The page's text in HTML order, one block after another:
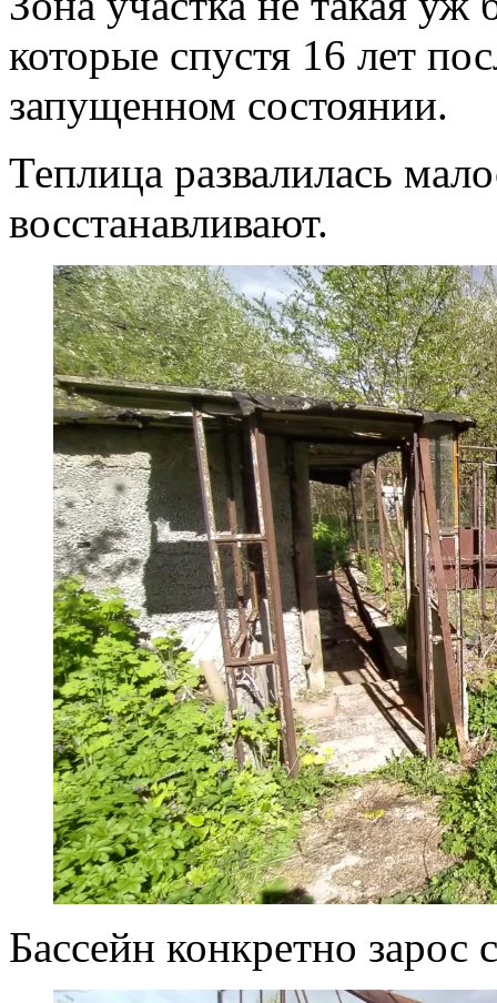
которые спустя 16 лет
запущенном состоянии.
Теплица развалилась
восстанавливают.
Бассейн конкретно зарос